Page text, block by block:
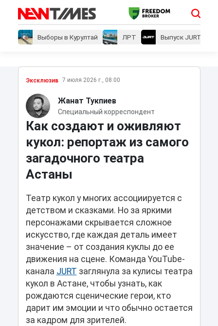
Выборы в Курултай ЛРТ Выпуск JURT
Эксклюзив 7 июля 2026 г., 08:00
Жанат Тукпиев
Специальный корреспондент
Как создают и оживляют
кукол: репортаж из самого
загадочного театра
Астаны
Театр кукол у многих ассоциируется с
детством и сказками. Но за яркими
персонажами скрывается сложное
искусство, где каждая деталь имеет
значение – от создания куклы до ее
движения на сцене. Команда YouTube-
канала JURT заглянула за кулисы театра
кукол в Астане, чтобы узнать, как
рождаются сценические герои, кто
дарит им эмоции и что обычно остается
за кадром для зрителей.